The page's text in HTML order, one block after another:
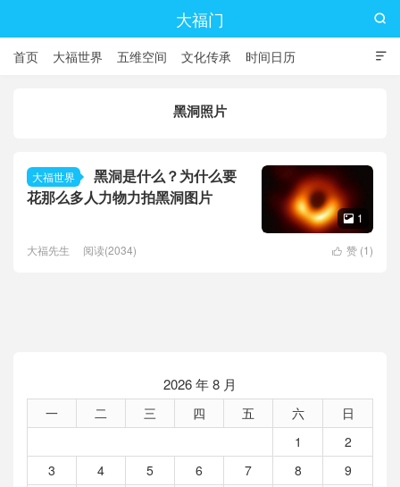
大福门

首页 大福世界 五维空间 文化传承 时间日历

黑洞照片
大福世界
黑洞是什么？为什么要
花那么多人力物力拍黑洞图片
 1
 赞 (1)
大福先生 阅读(2034)
2026 年 8 月
一 二 三 四 五 六
日
1
2
3
4 5 6 7 8
9